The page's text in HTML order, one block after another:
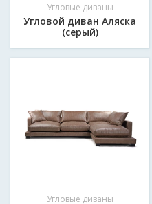
Угловые диваны
Угловой диван Аляска
(серый)
Угловые диваны